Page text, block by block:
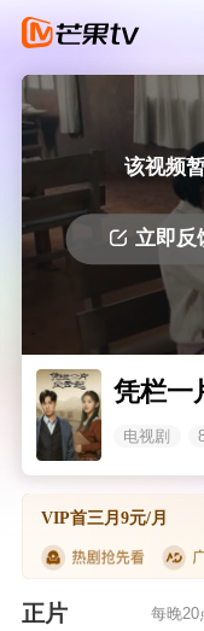
该视频
立即反
凭栏一
电视剧
VIP首三月9元/月
正片